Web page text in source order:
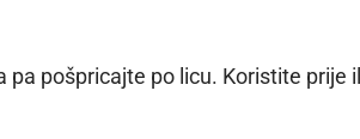
pošpricajte po licu. Koristite